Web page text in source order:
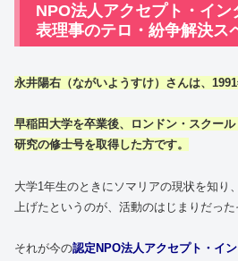
NPO法人アクセプト・イン
表理事のテロ・紛争解決ス
永井陽右（ながいようすけ）さんは、1991
早稲田大学を卒業後、ロンドン・スクー
研究の修士号を取得した方です。
大学1年生のときにソマリアの現状を知り
上げたというのが、活動のはじまりだった
それが今の認定NPO法人アクセプト・イ